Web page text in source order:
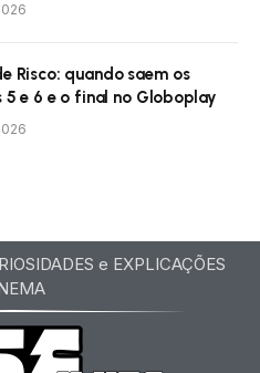
Risco: quando saem os
5 e 6 e o final no Globoplay
e EXPLICAÇÕES